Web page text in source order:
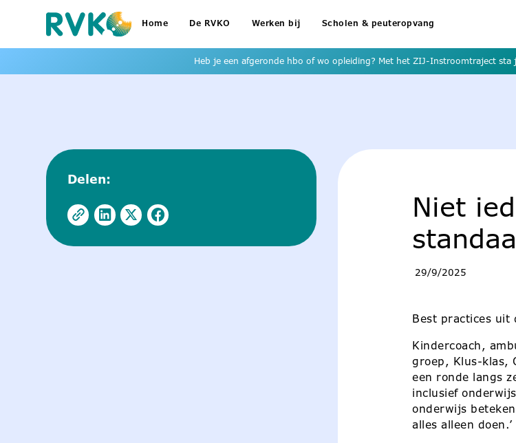
Home De RVKO Werken bij Scholen & peuteropvang
Heb je een afgeronde hbo of wo opleiding? Met het ZIJ-Instroomtraject
Delen:
Niet
29/9/2025
Best practices uit
Kindercoach,
groep, Klus-klas,
een ronde langs
inclusief
onderwijs
alles alleen